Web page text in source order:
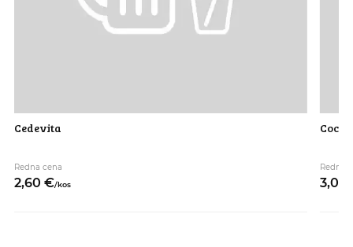
Cedevita
Redna cena
2,60 €/kos
Coca
Redna
3,00